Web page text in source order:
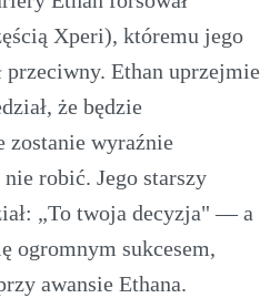
Xperi), któremu jego
przeciwny. Ethan uprzejmie
że będzie
zostanie wyraźnie
robić. Jego starszy
„To twoja decyzja" — a
ogromnym sukcesem,
awansie Ethana.